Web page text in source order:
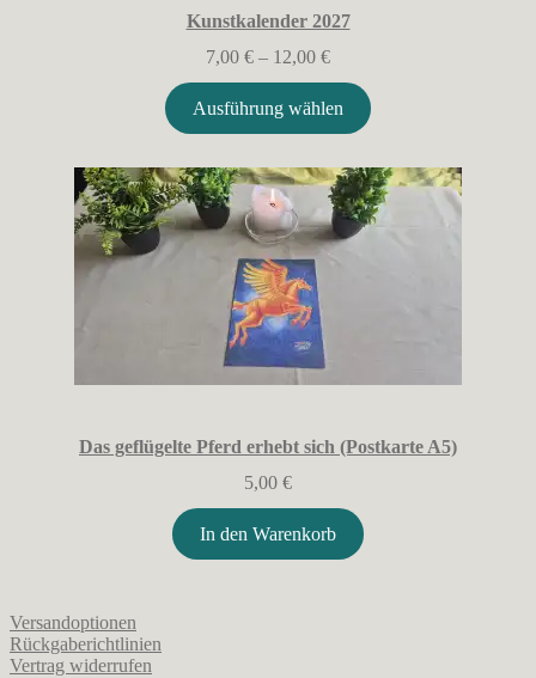
Kunstkalender 2027
7,00 € – 12,00 €Preisspanne:
12,00 €
Ausführung wählen
Das geflügelte Pferd erhebt sich (Postkarte A5)
5,00 €
In den Warenkorb
Versandoptionen
Rückgaberichtlinien
Vertrag widerrufen